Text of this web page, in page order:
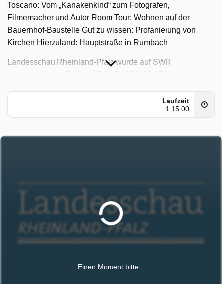
Toscano: Vom „Kanakenkind“ zum Fotografen,
Filmemacher und Autor Room Tour: Wohnen auf der
Bauernhof-Baustelle Gut zu wissen: Profanierung von
Kirchen Hierzuland: Hauptstraße in Rumbach
Landesschau Rheinland-Pfalz wurde auf SWR
Laufzeit
1:15:00
Einen Moment bitte...